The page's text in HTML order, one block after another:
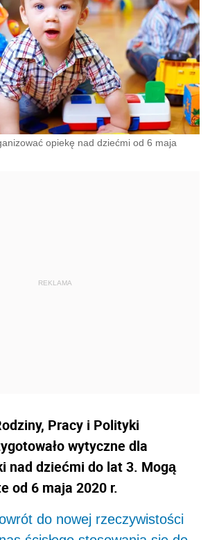
opiekę nad dziećmi od 6 maja
Pracy i Polityki
wytyczne dla
nad dziećmi do lat 3. Mogą
od 6 maja 2020 r.
do nowej rzeczywistości